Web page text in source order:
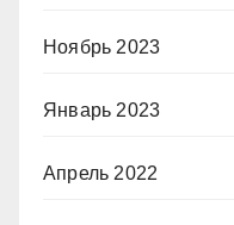
Ноябрь 2023
Январь 2023
Апрель 2022